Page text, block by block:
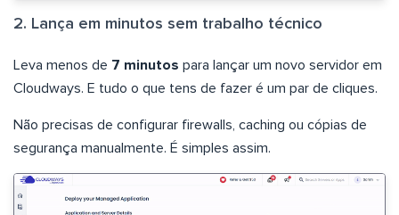
2. Lança em minutos sem trabalho técnico
Leva menos de 7 minutos para lançar um novo servidor em
Cloudways. E tudo o que tens de fazer é um par de cliques.
Não precisas de configurar firewalls, caching ou cópias de
segurança manualmente. É simples assim.